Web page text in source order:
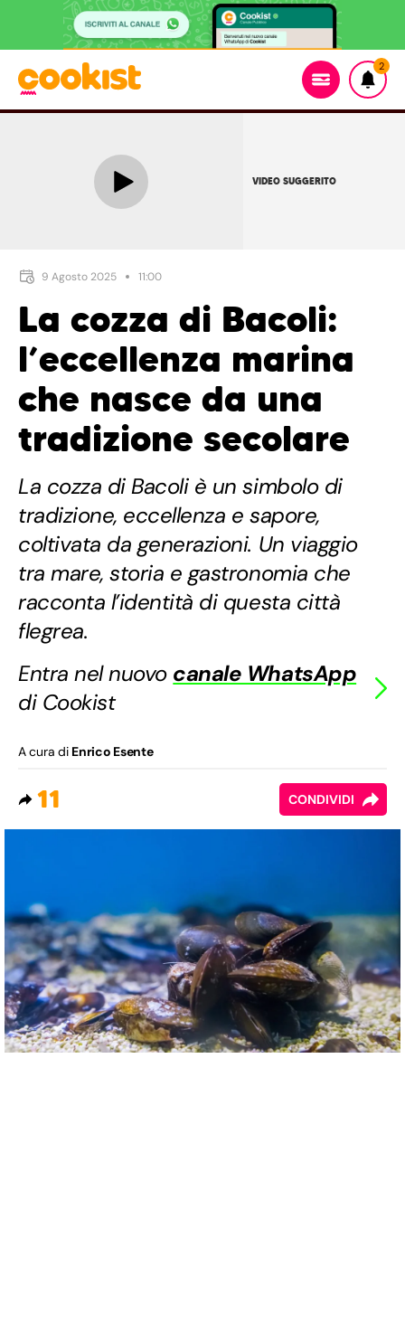
2
VIDEO SUGGERITO
9 Agosto 2025 11:00
La cozza di Bacoli:
l’eccellenza marina
che nasce da una
tradizione secolare
La cozza di Bacoli è un simbolo di
tradizione, eccellenza e sapore,
coltivata da generazioni. Un viaggio
tra mare, storia e gastronomia che
racconta l’identità di questa città
flegrea.
Entra nel nuovo canale WhatsApp
di Cookist
A cura di Enrico Esente
11 CONDIVIDI